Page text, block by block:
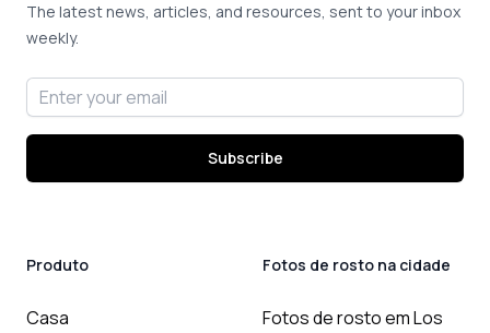
The latest news, articles, and resources, sent to your inbox
weekly.
Email address
Subscribe
Produto
Casa
Fotos de rosto na cidade
Fotos de rosto em Los